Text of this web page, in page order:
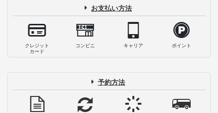
お支払い方法
クレジット
カード
コンビニ キャリア ポイント
予約方法